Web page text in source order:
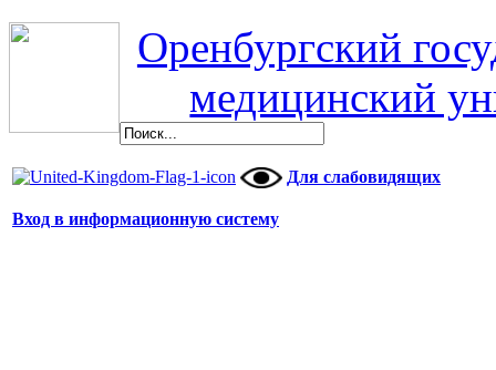
Оренбургский
медицинский
Для слабовидящих
Вход в информационную систему